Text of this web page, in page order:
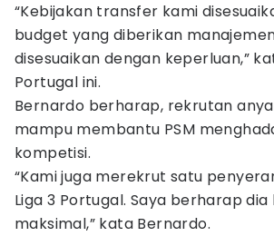
“Kebijakan transfer kami
budget yang diberikan
disesuaikan dengan keperluan,”
Portugal ini.
Bernardo berharap, rekrutan
mampu membantu PSM
kompetisi.
“Kami juga merekrut satu
Liga 3 Portugal. Saya berharap
maksimal,” kata Bernardo.